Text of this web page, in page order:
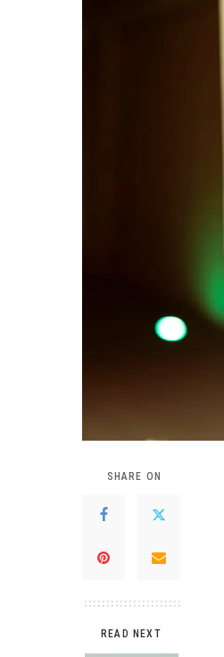
SHARE ON
READ NEXT